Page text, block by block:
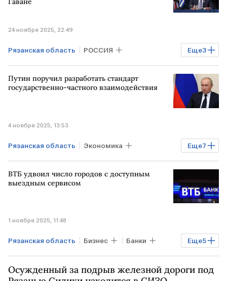
24 ноября 2025, 22:49
Еще3
Рязанская область РОССИЯ
Мировая экономика
САНКТ-ПЕТЕРБУРГ КУБА
Путин поручил разработать стандарт
государственно-частного взаимодействия
4 ноября 2025, 13:53
Еще7
Рязанская область Экономика
Финансы РОССИЯ
Владимир Путин
ВТБ удвоил число городов с доступным
выездным сервисом
1 ноября 2025, 11:48
Еще5
Рязанская область Бизнес Банки
Финансы Ленинградская область
Камчатский край ВТБ Почта банк
Осужденный за подрыв железной дороги под